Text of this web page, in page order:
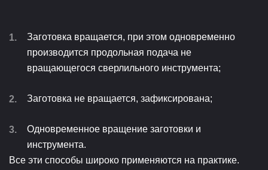
Заготовка вращается, при этом одновременно
производится продольная подача не
вращающегося сверлильного инструмента;
Заготовка не вращается, зафиксирована;
Одновременное вращение заготовки и
инструмента.
Все эти способы широко применяются на практике.